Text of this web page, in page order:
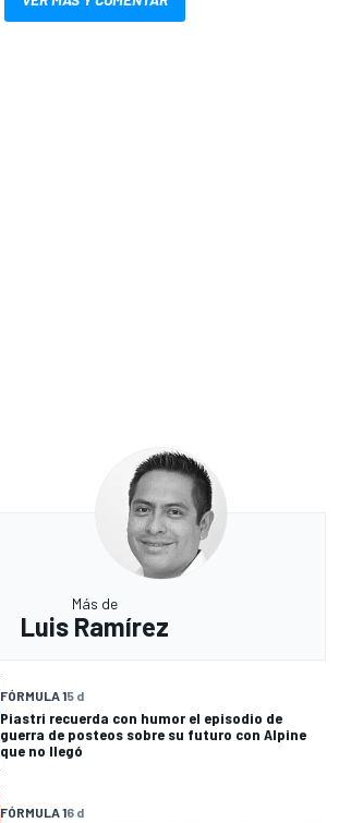
Más de
Luis Ramírez
FÓRMULA 15 d
Piastri recuerda con humor el episodio de
guerra de posteos sobre su futuro con Alpine
que no llegó
FÓRMULA 16 d